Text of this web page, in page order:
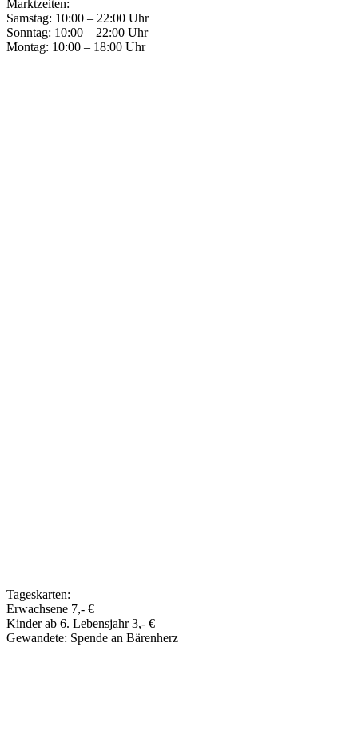
Marktzeiten:
Samstag: 10:00 – 22:00 Uhr
Sonntag: 10:00 – 22:00 Uhr
Montag: 10:00 – 18:00 Uhr
Tageskarten:
Erwachsene 7,- €
Kinder ab 6. Lebensjahr 3,- €
Gewandete: Spende an Bärenherz